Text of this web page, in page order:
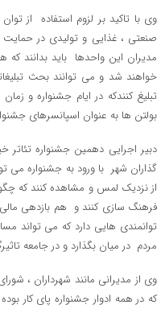
وی با تاکید بر لزوم استفاده از
صنعتی ، غذایی و تولیدی در حمایت
مدیران این واحدها باید بدانند که
خواهند شد و می توانند بحث
تبلیغ کنندکه در ایام جشنواره و
بولتن ها به عنوان اسپانسرهای
دبیر اجرایی دهمین جشنواره تئاتر
گذاران شهر با ورود به جشنواره می
از نزدیک لمس و مشاهده کنند که
فرهنگ سازی کنند و هم بازدهی
توانمندی هایی دارد که می تواند
مردم در میان بگذارد و در جامعه
وی از مدیرانی مانند شهرداران ،
که در همه ادوار جشنواره پای کار